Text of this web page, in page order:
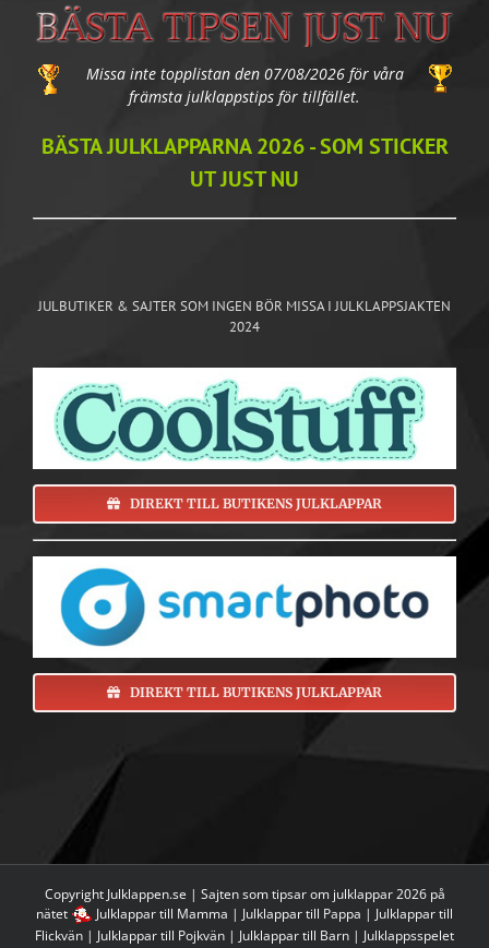
Missa inte topplistan den 07/08/2026 för våra
främsta julklappstips för tillfället.
BÄSTA JULKLAPPARNA 2026 - SOM STICKER
UT JUST NU
JULBUTIKER & SAJTER SOM INGEN BÖR MISSA I JULKLAPPSJAKTEN
2024
DIREKT TILL BUTIKENS JULKLAPPAR
DIREKT TILL BUTIKENS JULKLAPPAR
Copyright Julklappen.se | Sajten som tipsar om julklappar 2026 på
nätet
Julklappar till Mamma | Julklappar till Pappa | Julklappar till
Flickvän | Julklappar till Pojkvän | Julklappar till Barn | Julklappsspelet